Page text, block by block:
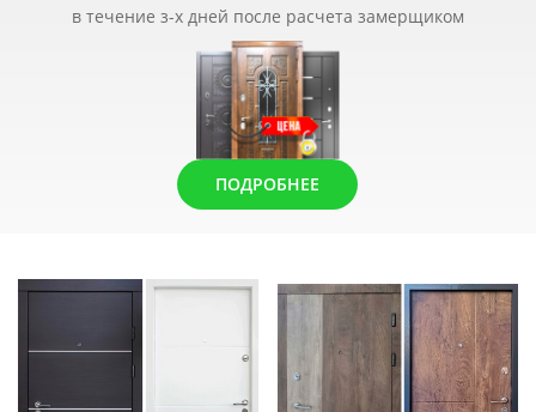
в течение з-х дней после расчета замерщиком
ПОДРОБНЕЕ